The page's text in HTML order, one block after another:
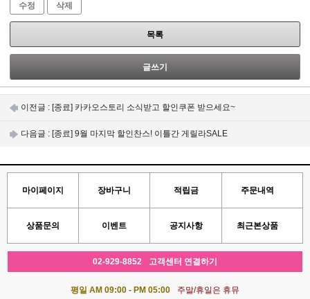
수정 삭제
목록
글쓰기
이전글 : [종료] 카카오스토리 소식받고 할인쿠폰 받으세요~
다음글 : [종료] 9월 마지막 할인찬스! 이틀간 게릴라SALE
마이페이지 장바구니 적립금 주문내역
상품문의 이벤트 공지사항 최근본상품
02-929-8852 고객센터 연결하기
평일 AM 09:00 - PM 05:00 주말/휴일은 휴뮤